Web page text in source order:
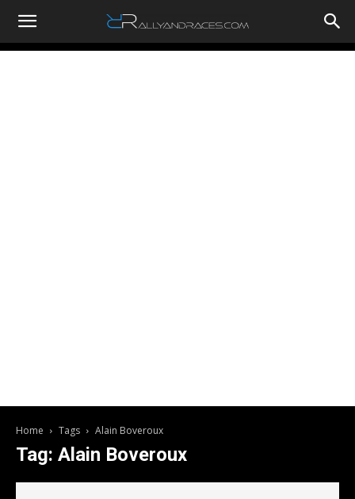
RallyandRaces.com
Home Tags Alain Boveroux
Tag: Alain Boveroux